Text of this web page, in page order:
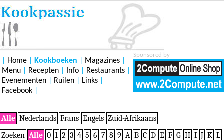
Sponsored by
Home Kookboeken Magazines
Menu
Recepten Info Restaurants
Evenementen
Ruilen Links
Facebook
Alle Nederlands Frans Engels Zuid-Afrikaans
Zoeken Alle 0 1 2 3 4 5 6 7 8 9 A B C D E F G H I J K L